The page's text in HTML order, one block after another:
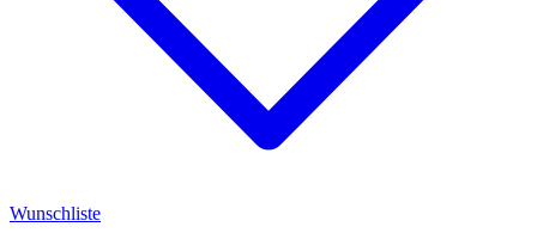
Wunschliste